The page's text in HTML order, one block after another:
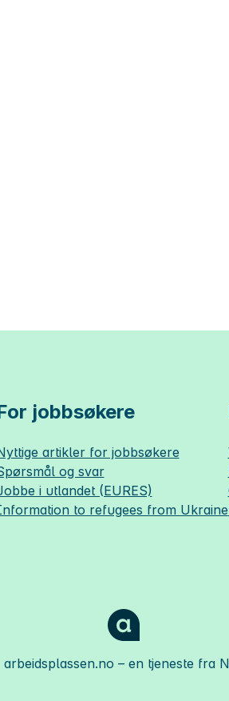
jobbsøkere
artikler for jobbsøkere
og svar
i utlandet (EURES)
to refugees from Ukraine
arbeidsplassen.no – en tjeneste fra